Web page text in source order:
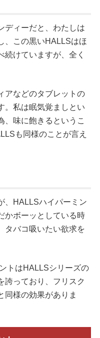
ディーだと、わたしは
、この黒いHALLSはほ
続けていますが、全く
アなどのタブレットの
。私は眠気覚ましとい
、味に飽きるというこ
も同様のことが言え
、HALLSハイパーミン
かボーッとしている時
タバコ吸いたい欲求を
トはHALLSシリーズの
誇っており、フリスク
同様の効果がありま